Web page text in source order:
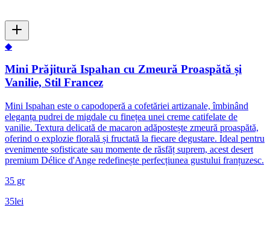
◆
Mini Prăjitură Ispahan cu Zmeură Proaspătă și
Vanilie, Stil Francez
Mini Ispahan este o capodoperă a cofetăriei artizanale, îmbinând
eleganța pudrei de migdale cu finețea unei creme catifelate de
vanilie. Textura delicată de macaron adăpostește zmeură proaspătă,
oferind o explozie florală și fructată la fiecare degustare. Ideal pentru
evenimente sofisticate sau momente de răsfăț suprem, acest desert
premium Délice d'Ange redefinește perfecțiunea gustului franțuzesc.
35 gr
35lei